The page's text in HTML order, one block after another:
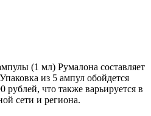
(1 мл) Румалона составляет
из 5 ампул обойдется
рублей, что также варьируется в
сети и региона.